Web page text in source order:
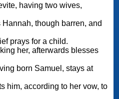
prays for a child.